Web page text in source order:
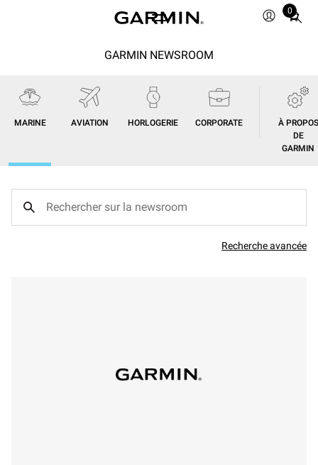
0
Total
GARMIN NEWSROOM
MARINE AVIATION HORLOGERIE CORPORATE
À PROPOS
DE
GARMIN
Recherche avancée